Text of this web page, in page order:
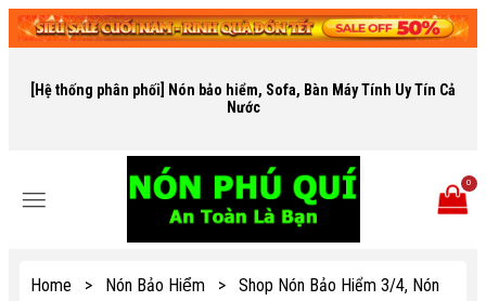
[Hệ thống phân phối] Nón bảo hiểm, Sofa, Bàn Máy Tính Uy Tín Cả
Nước
0
Home > Nón Bảo Hiểm >
Shop Nón Bảo Hiểm 3/4, Nón